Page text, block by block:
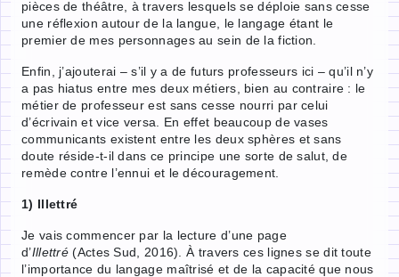
pièces de théâtre, à travers lesquels se déploie sans cesse
une réflexion autour de la langue, le langage étant le
premier de mes personnages au sein de la fiction.
Enfin, j’ajouterai – s’il y a de futurs professeurs ici – qu’il n’y
a pas hiatus entre mes deux métiers, bien au contraire : le
métier de professeur est sans cesse nourri par celui
d’écrivain et vice versa. En effet beaucoup de vases
communicants existent entre les deux sphères et sans
doute réside-t-il dans ce principe une sorte de salut, de
remède contre l’ennui et le découragement.
1) Illettré
Je vais commencer par la lecture d’une page
d’Illettré (Actes Sud, 2016). À travers ces lignes se dit toute
l’importance du langage maîtrisé et de la capacité que nous